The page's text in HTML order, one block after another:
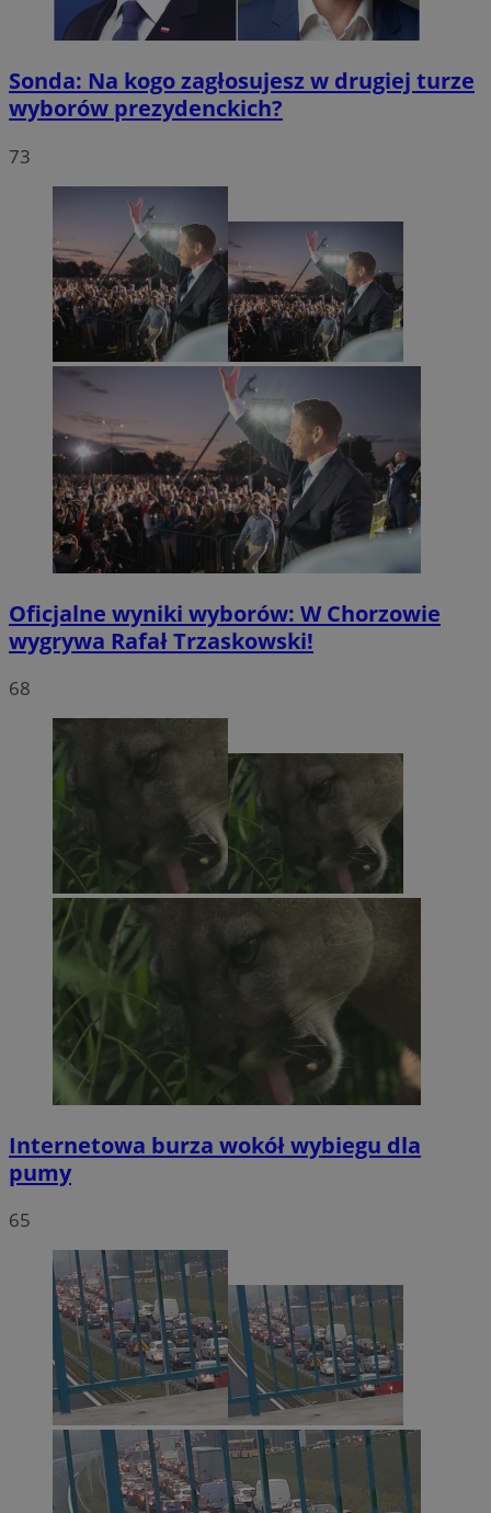
Sonda: Na kogo zagłosujesz w drugiej turze
wyborów prezydenckich?
73
Oficjalne wyniki wyborów: W Chorzowie
wygrywa Rafał Trzaskowski!
68
Internetowa burza wokół wybiegu dla
pumy
65